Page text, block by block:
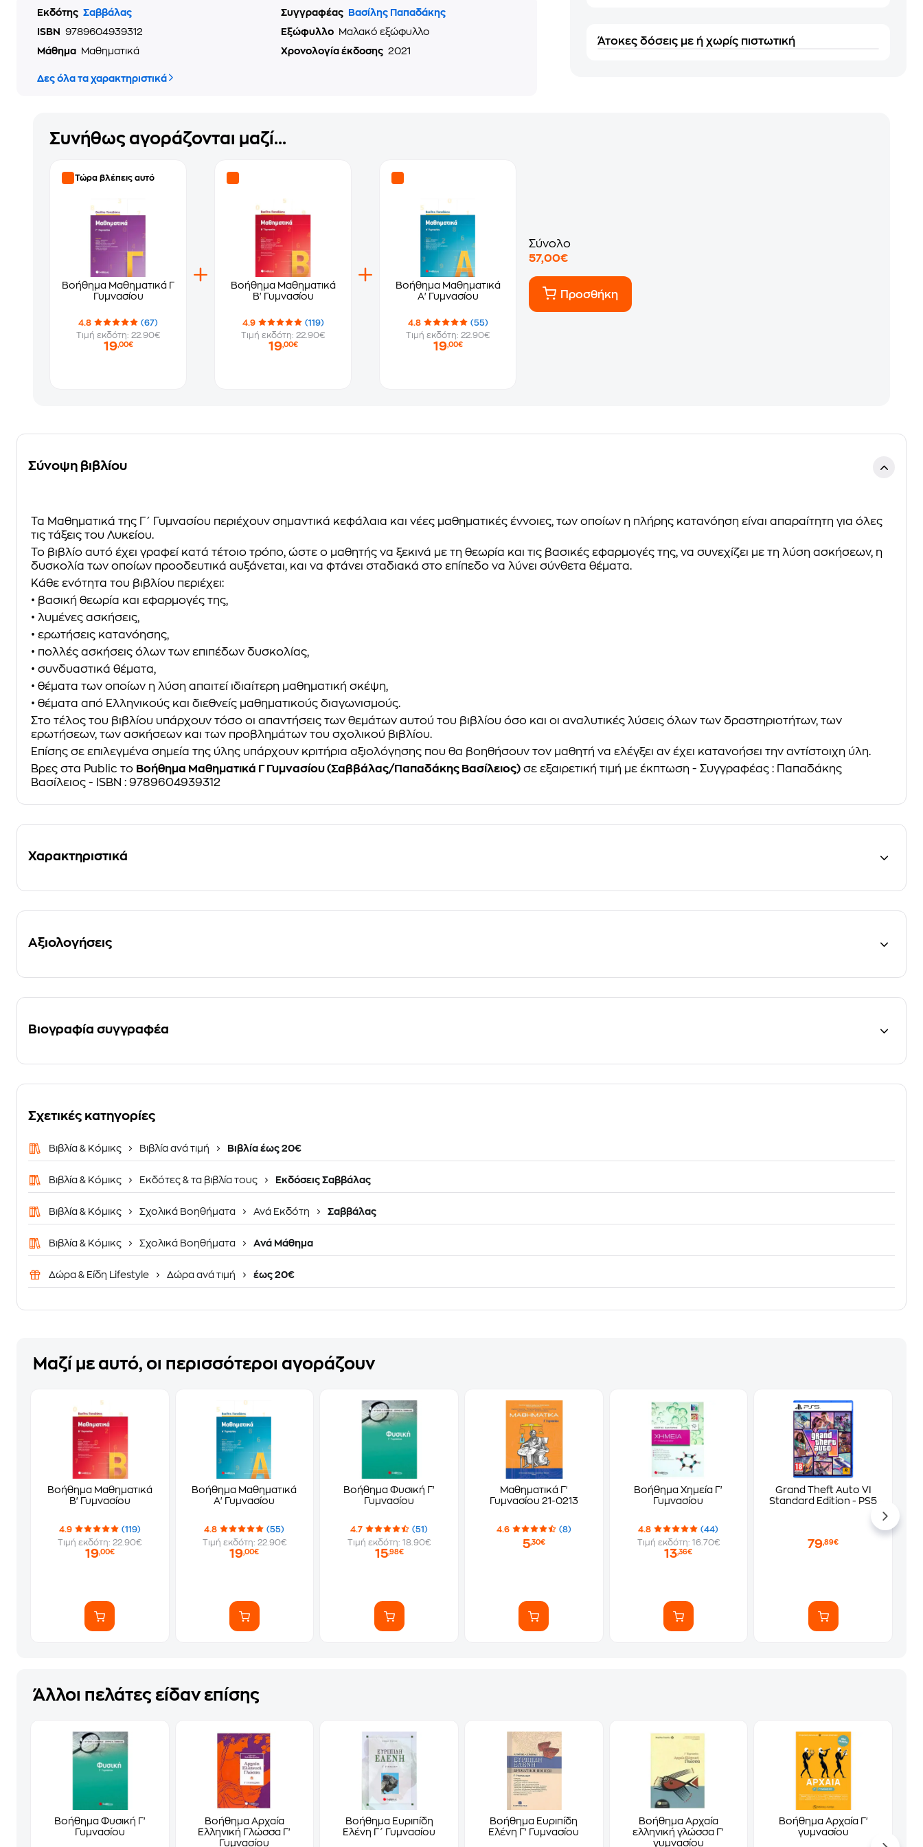
Εκδότης Σαββάλας Συγγραφέας
Βασίλης Παπαδάκης
ISBN
9789604939312 Εξώφυλλο
Μαλακό εξώφυλλο
Μάθημα
Μαθηματικά Χρονολογία έκδοσης 2021
Δες όλα τα χαρακτηριστικά
Άτοκες δόσεις με ή χωρίς πιστωτική
Συνήθως αγοράζονται μαζί...
Τώρα βλέπεις αυτό
Βοήθημα Μαθηματικά Γ
Γυμνασίου
4.8
(67)
Τιμή εκδότη: 22.90€
19,00€
Βοήθημα Μαθηματικά
Β' Γυμνασίου
4.9
(119)
Τιμή εκδότη: 22.90€
19,00€
Βοήθημα Μαθηματικά
Α' Γυμνασίου
4.8
(55)
Τιμή εκδότη: 22.90€
19,00€
Σύνολο
57,00€
Προσθήκη
Σύνοψη βιβλίου
Τα Μαθηματικά της Γ΄ Γυμνασίου περιέχουν σημαντικά κεφάλαια και νέες μαθηματικές έννοιες, των οποίων η πλήρης κατανόηση είναι απαραίτητη για όλες
τις τάξεις του Λυκείου.
Το βιβλίο αυτό έχει γραφεί κατά τέτοιο τρόπο, ώστε ο μαθητής να ξεκινά με τη θεωρία και τις βασικές εφαρμογές της, να συνεχίζει με τη λύση ασκήσεων, η
δυσκολία των οποίων προοδευτικά αυξάνεται, και να φτάνει σταδιακά στο επίπεδο να λύνει σύνθετα θέματα.
Κάθε ενότητα του βιβλίου περιέχει:
• βασική θεωρία και εφαρμογές της,
• λυμένες ασκήσεις,
• ερωτήσεις κατανόησης,
• πολλές ασκήσεις όλων των επιπέδων δυσκολίας,
• συνδυαστικά θέματα,
• θέματα των οποίων η λύση απαιτεί ιδιαίτερη μαθηματική σκέψη,
• θέματα από Ελληνικούς και διεθνείς μαθηματικούς διαγωνισμούς.
Στο τέλος του βιβλίου υπάρχουν τόσο οι απαντήσεις των θεμάτων αυτού του βιβλίου όσο και οι αναλυτικές λύσεις όλων των δραστηριοτήτων, των
ερωτήσεων, των ασκήσεων και των προβλημάτων του σχολικού βιβλίου.
Επίσης σε επιλεγμένα σημεία της ύλης υπάρχουν κριτήρια αξιολόγησης που θα βοηθήσουν τον μαθητή να ελέγξει αν έχει κατανοήσει την αντίστοιχη ύλη.
Βρες στα Public το Βοήθημα Μαθηματικά Γ Γυμνασίου (Σαββάλας/Παπαδάκης Βασίλειος) σε εξαιρετική τιμή με έκπτωση - Συγγραφέας : Παπαδάκης
Βασίλειος - ISBN : 9789604939312
Χαρακτηριστικά
Αξιολογήσεις
Βιογραφία συγγραφέα
Σχετικές κατηγορίες
Βιβλία & Κόμικς Βιβλία ανά τιμή Βιβλία έως 20€
Βιβλία & Κόμικς Εκδότες & τα βιβλία τους Εκδόσεις Σαββάλας
Βιβλία & Κόμικς Σχολικά Βοηθήματα Ανά Εκδότη Σαββάλας
Βιβλία & Κόμικς Σχολικά Βοηθήματα Ανά Μάθημα
Δώρα & Είδη Lifestyle Δώρα ανά τιμή έως 20€
Μαζί με αυτό, οι περισσότεροι αγοράζουν
Βοήθημα Μαθηματικά
Β' Γυμνασίου
4.9
(119)
Τιμή εκδότη: 22.90€
19,00€
Βοήθημα Μαθηματικά
Α' Γυμνασίου
4.8
(55)
Τιμή εκδότη: 22.90€
19,00€
Βοήθημα Φυσική Γ'
Γυμνασίου
4.7
(51)
Τιμή εκδότη: 18.90€
15,98€
Μαθηματικά Γ'
Γυμνασίου 21-0213
4.6 (8)
5,30€
Βοήθημα Χημεία Γ'
Γυμνασίου
4.8
(44)
Τιμή εκδότη: 16.70€
13,36€
Grand Theft Auto VI
Standard Edition - PS5
79,89€
Άλλοι πελάτες είδαν επίσης
Βοήθημα Φυσική Γ'
Γυμνασίου
Βοήθημα Αρχαία
Ελληνική Γλώσσα Γ'
Γυμνασίου
Βοήθημα Ευριπίδη
Ελένη Γ΄ Γυμνασίου
Βοήθημα Ευριπίδη
Ελένη Γ' Γυμνασίου
Βοήθημα Αρχαία
ελληνική γλώσσα Γ'
γυμνασίου
Βοήθημα Αρχαία Γ'
γυμνασίου